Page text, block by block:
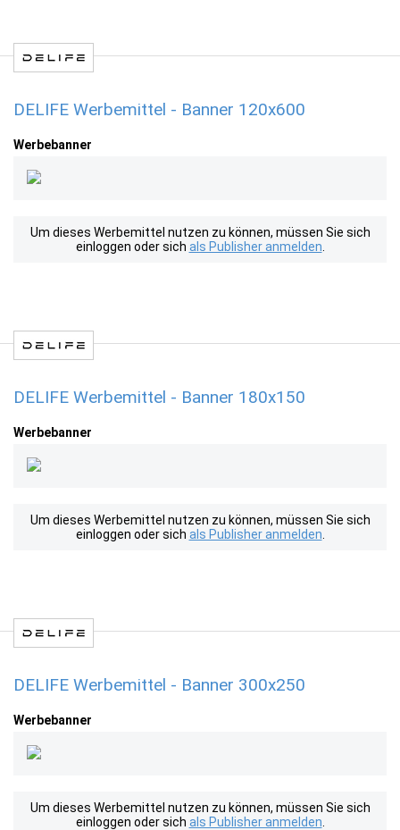
DELIFE Werbemittel - Banner 120x600
Werbebanner
Um dieses Werbemittel nutzen zu können, müssen Sie sich
einloggen oder sich als Publisher anmelden
DELIFE Werbemittel - Banner 180x150
Werbebanner
Um dieses Werbemittel nutzen zu können, müssen Sie sich
einloggen oder sich als Publisher anmelden
DELIFE Werbemittel - Banner 300x250
Werbebanner
Um dieses Werbemittel nutzen zu können, müssen Sie sich
einloggen oder sich als Publisher anmelden